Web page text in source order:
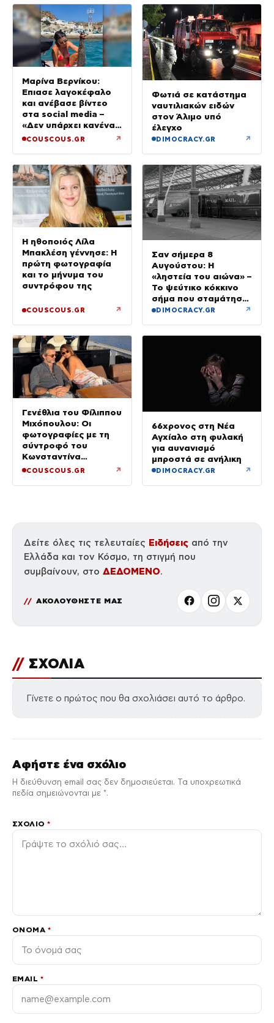
Μαρίνα Βερνίκου:
Έπιασε λαγοκέφαλο
και ανέβασε βίντεο
στα social media –
«Δεν υπάρχει κανένας
λόγος να φοβόμαστε»
COUSCOUS.GR ↗
Φωτιά σε κατάστημα
ναυτιλιακών ειδών
στον Άλιμο υπό
έλεγχο
DIMOCRACY.GR ↗
Η ηθοποιός Λίλα
Μπακλέση γέννησε: Η
πρώτη φωτογραφία
και το μήνυμα του
συντρόφου της
COUSCOUS.GR ↗
Σαν σήμερα 8
Αυγούστου: Η
«ληστεία του αιώνα» –
Το ψεύτικο κόκκινο
σήμα που σταμάτησε
τρένο με 2,6 εκατ.
DIMOCRACY.GR ↗
Γενέθλια του Φίλιππου
Μιχόπουλου: Οι
φωτογραφίες με τη
σύντροφό του
Κωνσταντίνα
Ευρυπίδου και το
COUSCOUS.GR ↗
66χρονος στη Νέα
Αγχίαλο στη φυλακή
για αυνανισμό
μπροστά σε ανήλικη
DIMOCRACY.GR ↗
Δείτε όλες τις τελευταίες Ειδήσεις από την
Ελλάδα και τον Κόσμο, τη στιγμή που
συμβαίνουν, στο ΔΕΔΟΜΕΝΟ.
ΑΚΟΛΟΥΘΗΣΤΕ ΜΑΣ
// ΣΧΟΛΙΑ
Γίνετε ο πρώτος που θα σχολιάσει αυτό το άρθρο.
Αφήστε ένα σχόλιο
Η διεύθυνση email σας δεν δημοσιεύεται. Τα υποχρεωτικά
πεδία σημειώνονται με *.
ΣΧΌΛΙΟ*
ΌΝΟΜΑ *
EMAIL *